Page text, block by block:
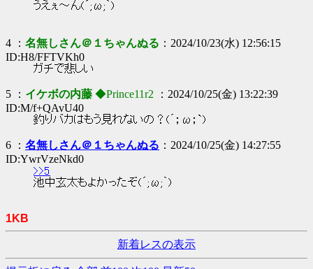
うえぇ～ん(´;ω;｀)
4 ： 名無しさん＠１ちゃんぬる ：2024/10/23(水) 12:56:15
ID:H8/FFTVKh0
ガチで悲しい
5 ： イケボの内藤 ◆Prince11r2
：2024/10/25(金) 13:22:39
ID:M/f+QAvU40
釣りバカはもう見れないの？(´；ω；`)
6 ： 名無しさん＠１ちゃんぬる ：2024/10/25(金) 14:27:55
ID:YwrVzeNkd0
>>5
池中玄太もよかったぞ(´;ω;｀)
1KB
新着レスの表示